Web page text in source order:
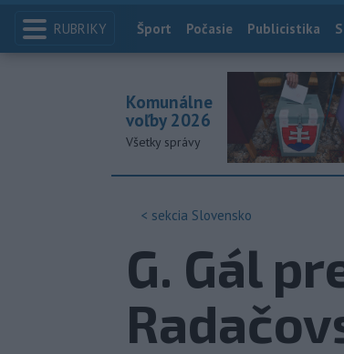
RUBRIKY Index
Šport Počasie Publicistika
Komunálne
voľby 2026
Všetky správy
< sekcia Slovensko
G. Gál